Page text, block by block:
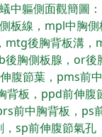
中軀側面觀簡圖：
板線，mpl中胸
mtg後胸背板溝，
後胸側板腺，or後
腹節葉，pms前
背板，ppd前伸腹
前中胸背板，ps
，sp前伸腹節氣孔